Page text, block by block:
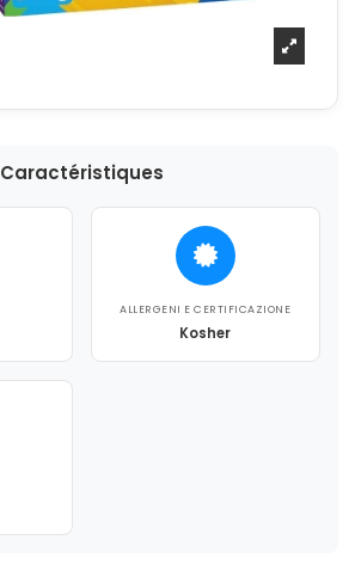
Caractéristiques
ALLERGENI E CERTIFICAZIONE
Kosher